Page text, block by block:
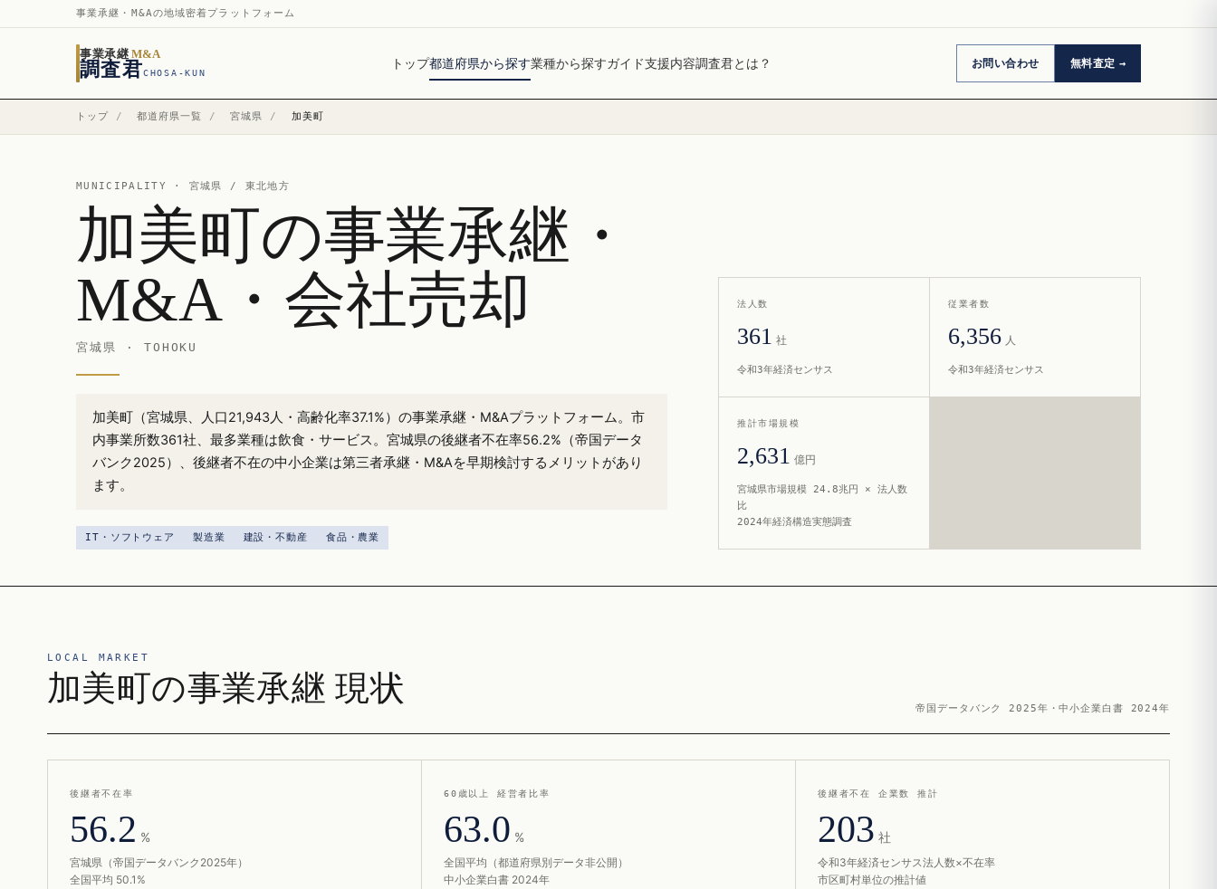
事業承継・M&Aの地域密着プラットフォーム
事業承継 M&A
調査君CHOSA-KUN
トップ都道府県から探す業種から探すガイド支援内容調査君とは？ お問い合わせ 無料査定
トップ / 都道府県一覧 / 宮城県 / 加美町
MUNICIPALITY · 宮城県 / 東北地方
加美町の事業承継・
M&A・会社売却
宮城県 · TOHOKU
加美町（宮城県、人口21,943人・高齢化率37.1%）の事業承継・M&Aプラットフォーム。市
内事業所数361社、最多業種は飲食・サービス。宮城県の後継者不在率56.2%（帝国データ
バンク2025）、後継者不在の中小企業は第三者承継・M&Aを早期検討するメリットがあり
ます。
IT・ソフトウェア 製造業 建設・不動産 食品・農業
法人数
361 社
令和3年経済センサス
従業者数
6,356 人
令和3年経済センサス
推計市場規模
2,631 億円
宮城県市場規模 24.8兆円 × 法人数
比
2024年経済構造実態調査
LOCAL MARKET
加美町の事業承継 現状
帝国データバンク 2025年・中小企業白書 2024年
後継者不在率
56.2 %
宮城県（帝国データバンク2025年）
全国平均 50.1%
60歳以上 経営者比率
63.0 %
全国平均（都道府県別データ非公開）
中小企業白書 2024年
後継者不在 企業数 推計
203 社
令和3年経済センサス法人数×不在率
市区町村単位の推計値